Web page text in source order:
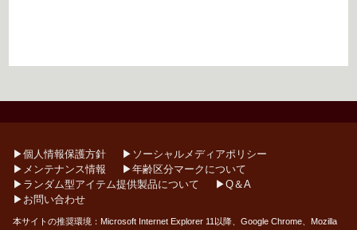
▶︎個人情報保護方針
▶︎ソーシャルメディアポリシー
▶︎メンテナンス情報
▶︎年齢区分マークについて
▶︎ランダム型アイテム提供製品について
▶︎Q＆A
▶︎お問い合わせ
本サイトの推奨環境：Microsoft Internet Explorer 11以降、Google Chrome、Mozilla